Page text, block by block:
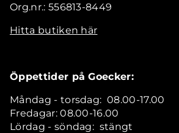
Org.nr.: 556813-8449
Hitta butiken här
Öppettider på Goecker:
Måndag - torsdag: 08.00-17.00
Fredagar: 08.00-16.00
Lördag - söndag: stängt